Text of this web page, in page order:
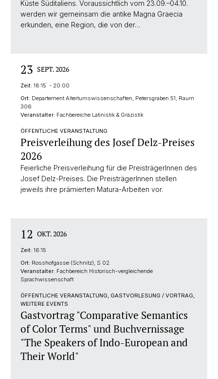
Küste Süditaliens. Voraussichtlich vom 23.09.–04.10.
werden wir gemeinsam die antike Magna Graecia
erkunden, eine Region, die von der…
23 SEPT. 2026
Zeit: 18:15 - 20:00
Ort: Departement Altertumswissenschaften, Petersgraben 51, Raum
306
Veranstalter: Fachbereiche Latinistik & Gräzistik
ÖFFENTLICHE VERANSTALTUNG
Preisverleihung des Josef Delz-Preises
2026
Feierliche Preisverleihung für die PreisträgerInnen des
Josef Delz-Preises. Die PreisträgerInnen stellen
jeweils ihre prämierten Matura-Arbeiten vor.
12 OKT. 2026
Zeit: 16:15
Ort: Rosshofgasse (Schnitz), S 02
Veranstalter: Fachbereich Historisch-vergleichende
Sprachwissenschaft
ÖFFENTLICHE VERANSTALTUNG, GASTVORLESUNG / VORTRAG,
WEITERE EVENTS
Gastvortrag "Comparative Semantics
of Color Terms" und Buchvernissage
"The Speakers of Indo-European and
Their World"